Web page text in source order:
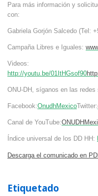
Para más información y
con:
Gabriela Gorjón Salcedo (Tel:
Campaña Libres e Iguales:
Videos:
http://youtu.be/01ItHGsof90
ONU-DH, síganos en las redes
Facebook:OnudhMexicoTwitter:
Canal de YouTube:
Índice universal de los DD HH:
Descarga el comunicado en
Etiquetado